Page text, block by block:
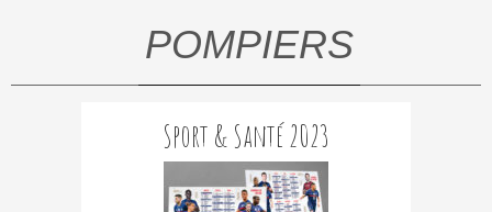
POMPIERS
Sport & Santé 2023